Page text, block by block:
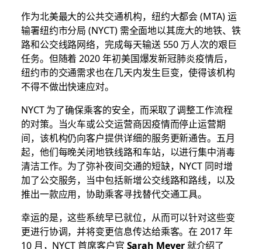
作为北美最大的公共交通机构，纽约大都会 (MTA) 运
输署纽约市分局 (NYCT) 需全面地以其庞大的地铁、铁
路和公交线路网络，完成每天输送 550 万人次的艰巨
任务。但随着 2020 年初美国爆发新冠肺炎疫情后，
纽约市的交通需求也在几天内发生巨变，使得该机构
不得不做出快速应对。
NYCT 为了确保乘客的安全，而采取了调整工作流程
的对策。当火车或公交运营商因疫情而停止运营期
间，该机构仍向客户提供详细的服务更新通告。五月
起，他们每晚关闭地铁线路和车站，以进行集中消毒
清洁工作。为了弥补夜间交通的短缺，NYCT 同时增
加了公交服务，当中包括新增公交线路和路线，以及
推出一款应用，协助乘客寻找替代交通工具。
幸运的是，这些系统早已就位，从而可以针对这些变
更进行协调，并将变更信息传达给乘客。在 2017 年
10 月，NYCT 首席客户官 Sarah Meyer就介绍了